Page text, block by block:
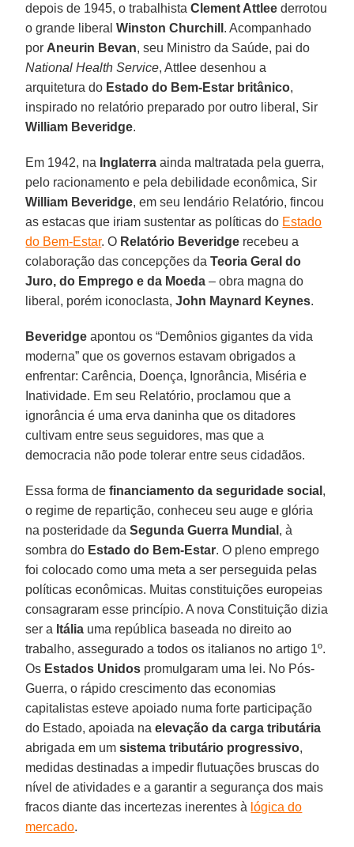
depois de 1945, o trabalhistaClement Attlee derrotou
o grande liberalWinston Churchill . Acompanhado
por Aneurin Bevan, seu Ministro da Saúde, pai do
National Health Service, Attlee desenhou a
arquitetura do Estado do Bem-Estar britânico,
inspirado no relatório preparado por outro liberal, Sir
William Beveridge.
Em 1942, na Inglaterra ainda maltratada pela guerra,
pelo racionamento e pela debilidade econômica, Sir
William Beveridge, em seu lendário Relatório, fincou
as estacas que iriam sustentar as políticas do Estado
do Bem-Estar. O Relatório Beveridge recebeu a
colaboração das concepções daTeoria Geral do
Juro, do Emprego e da Moeda – obra magna do
liberal, porém iconoclasta,John Maynard Keynes.
Beveridge apontou os “Demônios gigantes da vida
moderna” que os governos estavam obrigados a
enfrentar: Carência, Doença, Ignorância, Miséria e
Inatividade. Em seu Relatório, proclamou que a
ignorância é uma erva daninha que os ditadores
cultivam entre seus seguidores, mas que a
democracia não pode tolerar entre seus cidadãos.
Essa forma de financiamento da seguridade social ,
o regime de repartição, conheceu seu auge e glória
na posteridade daSegunda Guerra Mundial , à
sombra do Estado do Bem-Estar. O pleno emprego
foi colocado como uma meta a ser perseguida pelas
políticas econômicas. Muitas constituições europeias
consagraram esse princípio. A nova Constituição dizia
ser a Itália uma república baseada no direito ao
trabalho, assegurado a todos os italianos no artigo 1º.
Os Estados Unidos promulgaram uma lei. No Pós-
Guerra, o rápido crescimento das economias
capitalistas esteve apoiado numa forte participação
do Estado, apoiada na elevação da carga tributária
abrigada em umsistema tributário progressivo,
medidas destinadas a impedir flutuações bruscas do
nível de atividades e a garantir a segurança dos mais
fracos diante das incertezas inerentes à lógica do
mercado.